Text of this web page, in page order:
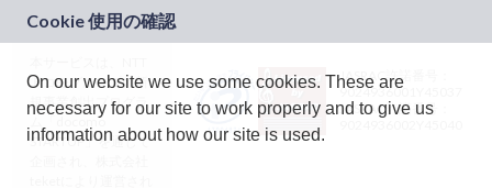
ドコモグループの新
規事業創出プログラ
ム「docomo
STARTUP」を通じて
JASRAC許諾番号：
9024936001Y45037
JASRAC許諾番号：
On our website we use some cookies. These are
necessary for our site to work properly and to give us
information about how our site is used.